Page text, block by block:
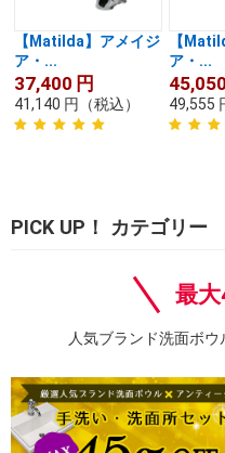
【Matilda】アメイジ
ア・...
37,400 円
41,140 円 （税込）
【
ア・...
45,050
49,555
PICK UP！ カテゴリー
最大
人気ブランド洗面ボウ